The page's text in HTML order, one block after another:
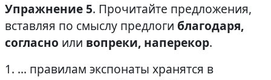
Упражнение 5. Прочитайте предложения,
вставляя по смыслу предлоги благодаря,
согласно или вопреки, наперекор.
1. … правилам экспонаты хранятся в